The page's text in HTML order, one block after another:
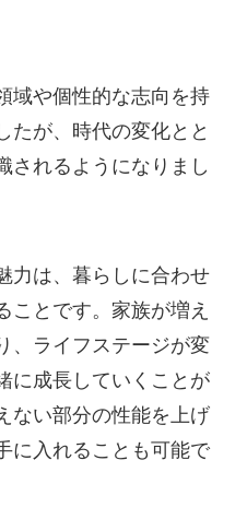
域や個性的な志向を持
たが、時代の変化とと
されるようになりまし
力は、暮らしに合わせ
ことです。家族が増え
、ライフステージが変
に成長していくことが
ない部分の性能を上げ
に入れることも可能で